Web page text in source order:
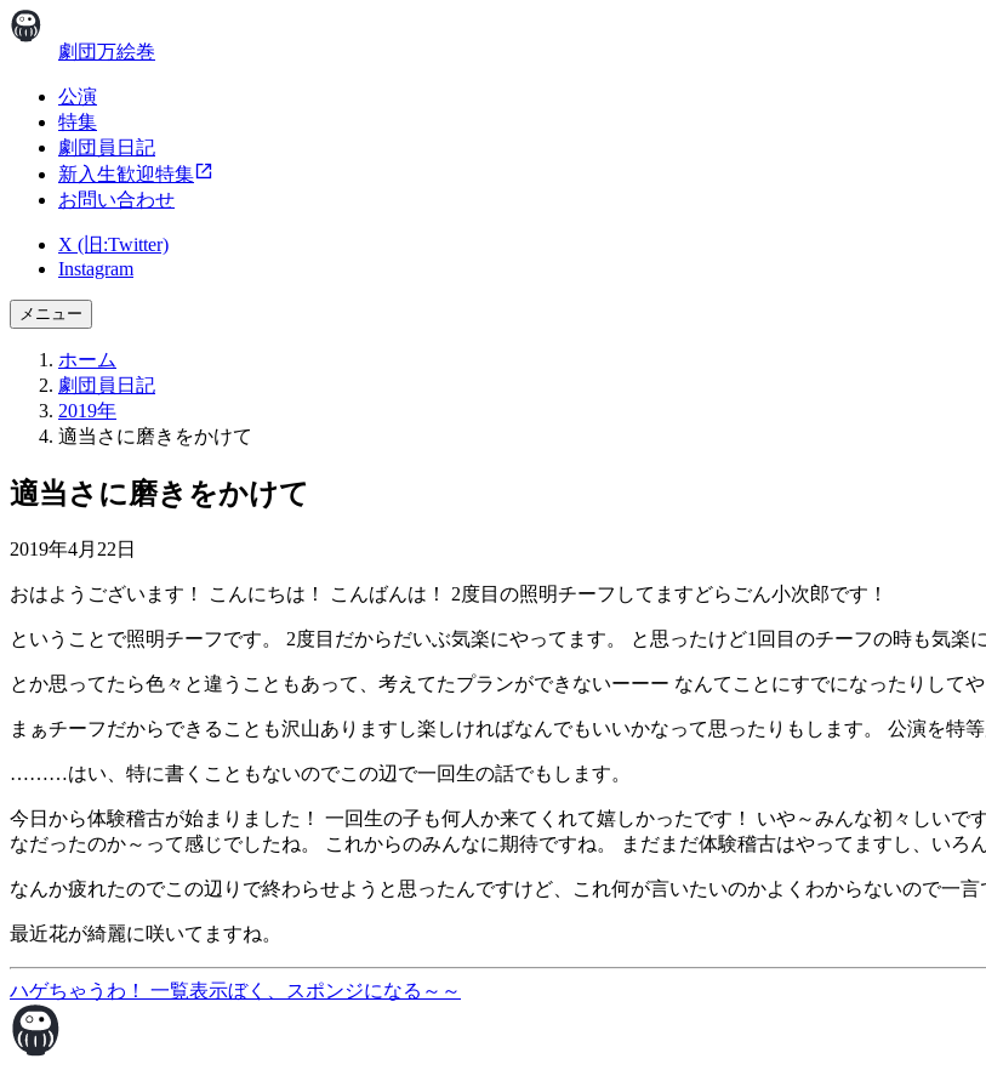
劇団万絵巻
公演
特集
劇団員日記
新入生歓迎特集
お問い合わせ
X (旧:Twitter)
Instagram
メニュー
ホーム
劇団員日記
2019年
適当さに磨きをかけて
適当さに磨きをかけて
2019年4月22日
おはようございます！ こんにちは！ こんばんは！ 2度目の照明チーフしてますどらごん小次郎です！
ということで照明チーフです。 2度目だからだいぶ気楽にやってます。 と思ったけど1回目のチーフの時も気楽
とか思ってたら色々と違うこともあって、考えてたプランができないーーー なんてことにすでになったりして
まぁチーフだからできることも沢山ありますし楽しければなんでもいいかなって思ったりもします。 公演を特
………はい、特に書くこともないのでこの辺で一回生の話でもします。
今日から体験稽古が始まりました！ 一回生の子も何人か来てくれて嬉しかったです！ いや～みんな初々しい
なだったのか～って感じでしたね。 これからのみんなに期待ですね。 まだまだ体験稽古はやってますし、いろ
なんか疲れたのでこの辺りで終わらせようと思ったんですけど、これ何が言いたいのかよくわからないので一言
最近花が綺麗に咲いてますね。
ハゲちゃうわ！ 一覧表示ぼく、スポンジになる～～